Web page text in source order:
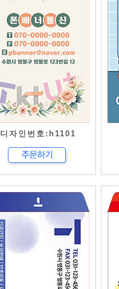
디자인번호:h1101